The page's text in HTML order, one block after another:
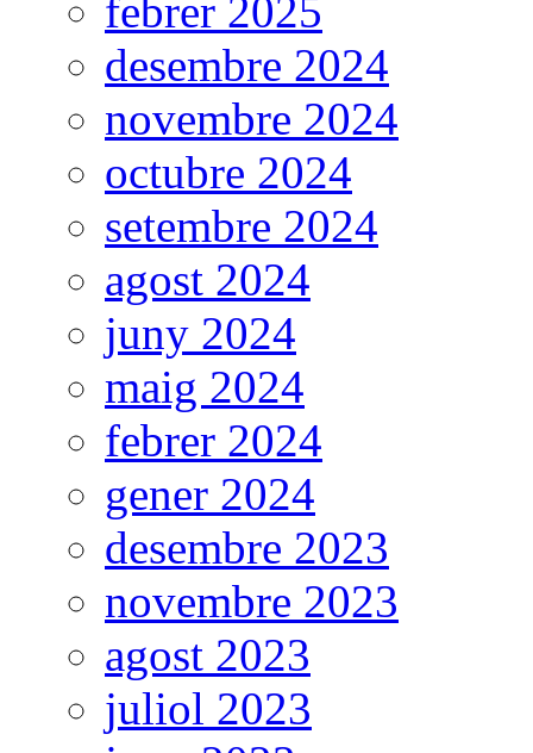
febrer 2025
desembre 2024
novembre 2024
octubre 2024
setembre 2024
agost 2024
juny 2024
maig 2024
febrer 2024
gener 2024
desembre 2023
novembre 2023
agost 2023
juliol 2023